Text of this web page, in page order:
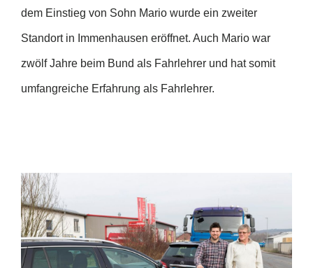
dem Einstieg von Sohn Mario wurde ein zweiter
Standort in Immenhausen eröffnet. Auch Mario war
zwölf Jahre beim Bund als Fahrlehrer und hat somit
umfangreiche Erfahrung als Fahrlehrer.